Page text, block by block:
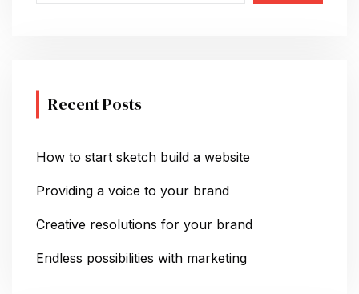
Recent Posts
How to start sketch build a website
Providing a voice to your brand
Creative resolutions for your brand
Endless possibilities with marketing